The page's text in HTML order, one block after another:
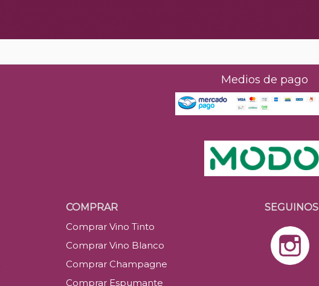
Medios de pago
COMPRAR
Comprar Vino Tinto
Comprar Vino Blanco
Comprar Champagne
Comprar Espumante
SEGUINOS